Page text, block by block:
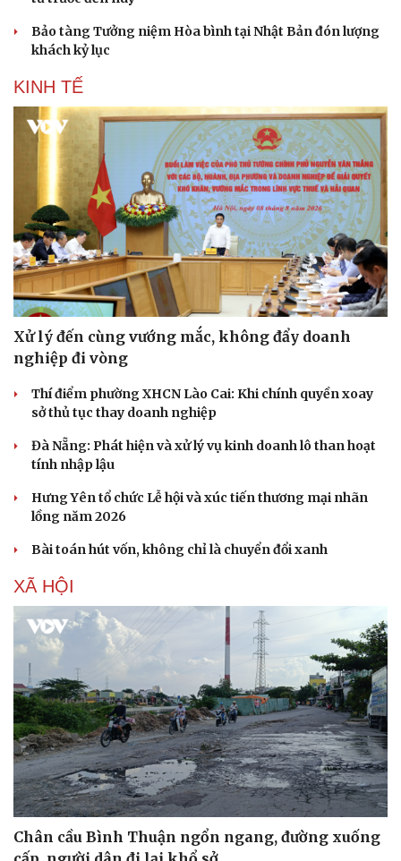
Du lịch
Tư vấn
Săn Tour
check-in
Podcast
Câu chuyện thời sự
Đọc truyện đêm khuya
Cửa sổ tình yêu
Kể chuyện cho bé
Hạt giống tâm hồn
Bảo tàng Tưởng niệm Hòa bình tại Nhật Bản đón lượng
khách kỷ lục
KINH TẾ
Xử lý đến cùng vướng mắc, không đẩy doanh
nghiệp đi vòng
Thí điểm phường XHCN Lào Cai: Khi chính quyền xoay
sở thủ tục thay doanh nghiệp
Đà Nẵng: Phát hiện và xử lý vụ kinh doanh lô than hoạt
tính nhập lậu
Hưng Yên tổ chức Lễ hội và xúc tiến thương mại nhãn
lồng năm 2026
Bài toán hút vốn, không chỉ là chuyển đổi xanh
XÃ HỘI
Chân cầu Bình Thuận ngổn ngang, đường xuống